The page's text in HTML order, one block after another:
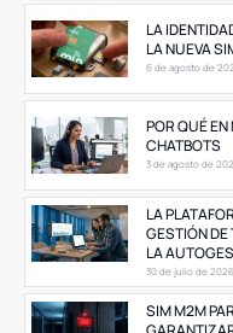
LA
LA NUEVA
6 de agosto de
POR QUÉ
CHATBOTS
3 de agosto de
LA
GESTIÓN
LA
30 de julio de 2026
SIM M2M